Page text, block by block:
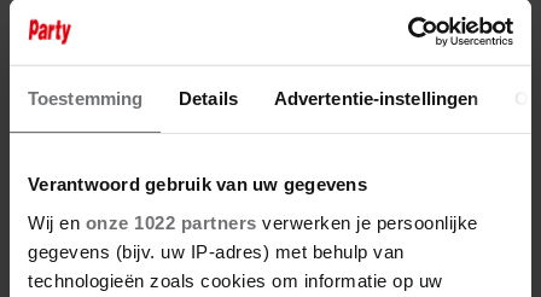
Toestemming Details Advertentie-instellingen
Verantwoord gebruik van uw gegevens
Wij en onze 1022 partners verwerken je persoonlijke
gegevens (bijv. uw IP-adres) met behulp van
technologieën zoals cookies om informatie op uw
AFSCHEID